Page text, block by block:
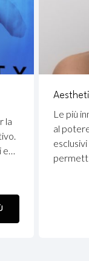
la
e…
Le più
al